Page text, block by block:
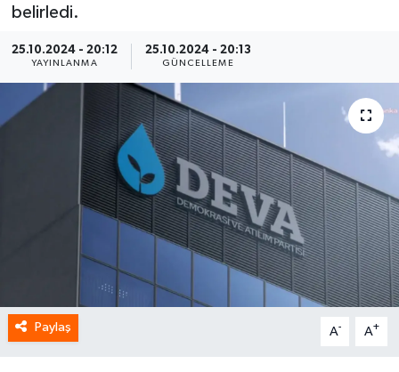
belirledi.
25.10.2024 - 20:12
YAYINLANMA
25.10.2024 - 20:13
GÜNCELLEME
Paylaş A- A+